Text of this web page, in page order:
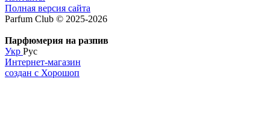
Полная версия сайта
Parfum Club © 2025-2026
Парфюмерия на разпив
Укр Рус
Интернет-магазин
создан с Хорошоп